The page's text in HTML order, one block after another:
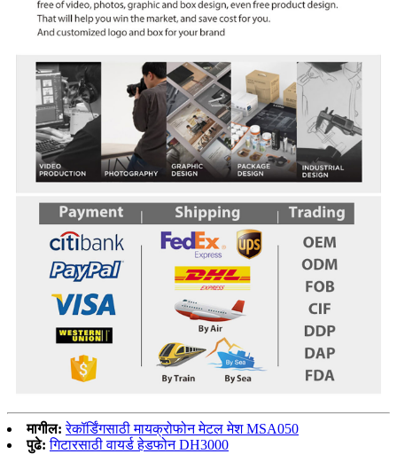
मागील: रेकॉर्डिंगसाठी मायक्रोफोन मेटल मेश MSA050
पुढे: गिटारसाठी वायर्ड हेडफोन DH3000